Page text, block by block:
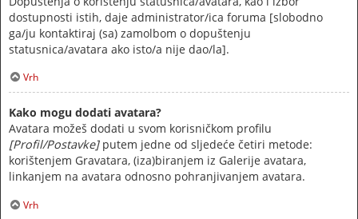
dostupnosti istih, daje administrator/ica foruma [slobodno
ga/ju kontaktiraj (sa) zamolbom o dopuštenju
statusnica/avatara ako isto/a nije dao/la].
Vrh
Kako mogu dodati avatara?
Avatara možeš dodati u svom korisničkom profilu
[Profil/Postavke]putem jedne od sljedeće četiri metode:
korištenjem Gravatara, (iza)biranjem iz Galerije avatara,
linkanjem na avatara odnosno pohranjivanjem avatara.
Vrh